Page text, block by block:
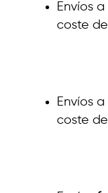
Envíos a
coste de
Envíos a
coste de